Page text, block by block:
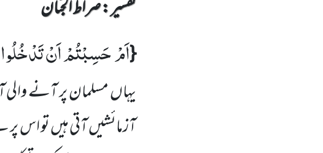
تفسیر : ‎صراط الجنان
{اَمْ حَسِبْتُمْ اَنْ
یہاں مسلمان پر آنے
آزمائشیں آتی ہیں تو اس